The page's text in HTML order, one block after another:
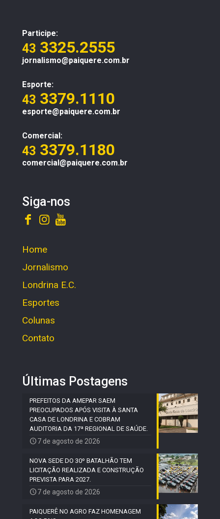
Participe:
43 3325.2555
jornalismo@paiquere.com.br
Esporte:
43 3379.1110
esporte@paiquere.com.br
Comercial:
43 3379.1180
comercial@paiquere.com.br
Siga-nos
Home
Jornalismo
Londrina E.C.
Esportes
Colunas
Contato
Últimas Postagens
PREFEITOS DA AMEPAR SAEM
PREOCUPADOS APÓS VISITA À SANTA
CASA DE LONDRINA E COBRAM
AUDITORIA DA 17ª REGIONAL DE SAÚDE.
7 de agosto de 2026
NOVA SEDE DO 30º BATALHÃO TEM
LICITAÇÃO REALIZADA E CONSTRUÇÃO
PREVISTA PARA 2027.
7 de agosto de 2026
PAIQUERÊ NO AGRO FAZ HOMENAGEM